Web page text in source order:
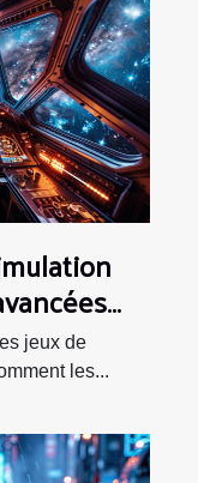
de VR
jeux de
les...